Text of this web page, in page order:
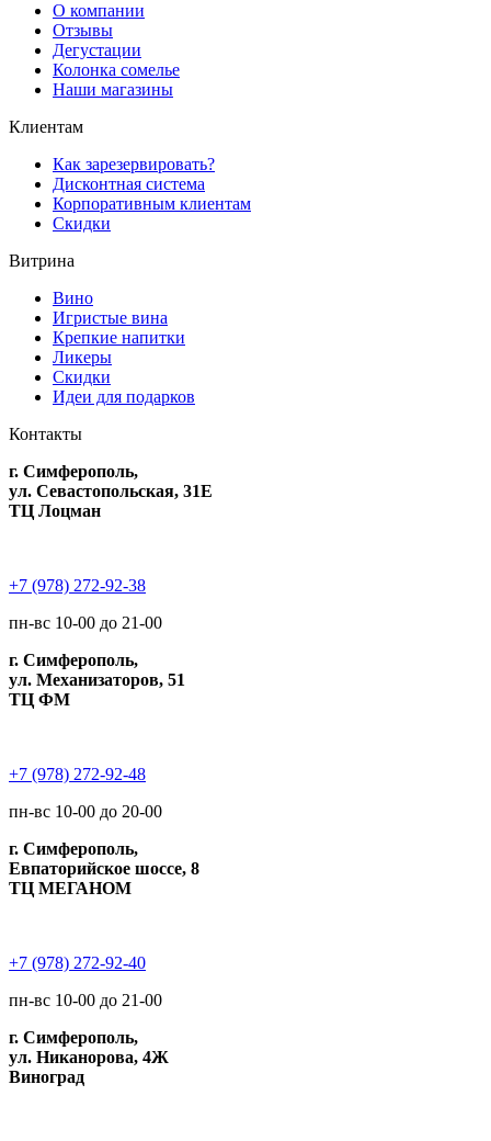
О компании
Отзывы
Дегустации
Колонка сомелье
Наши магазины
Клиентам
Как зарезервировать?
Дисконтная система
Корпоративным клиентам
Скидки
Витрина
Вино
Игристые вина
Крепкие напитки
Ликеры
Скидки
Идеи для подарков
Контакты
г. Симферополь,
ул. Севастопольская, 31Е
ТЦ Лоцман
+7 (978) 272-92-38
пн-вс 10-00 до 21-00
г. Симферополь,
ул. Механизаторов, 51
ТЦ ФМ
+7 (978) 272-92-48
пн-вс 10-00 до 20-00
г. Симферополь,
Евпаторийское шоссе, 8
ТЦ МЕГАНОМ
+7 (978) 272-92-40
пн-вс 10-00 до 21-00
г. Симферополь,
ул. Никанорова, 4Ж
Виноград